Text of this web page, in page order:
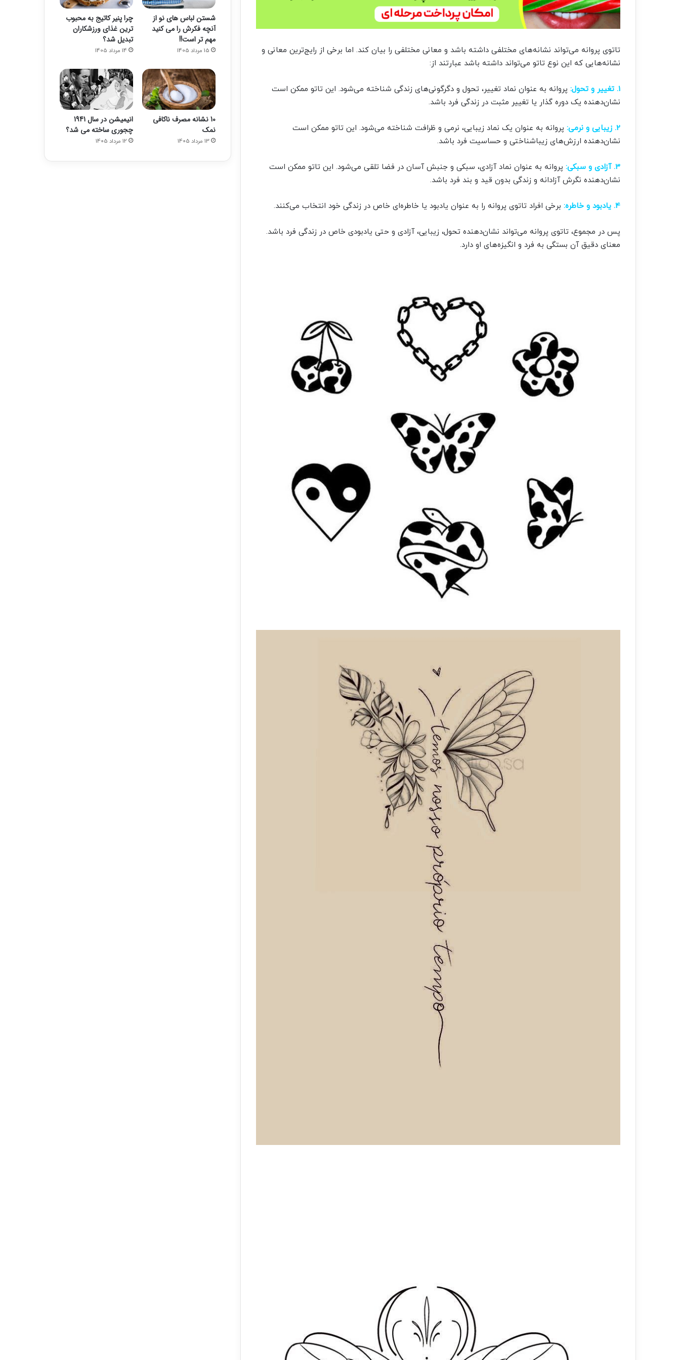
تاتوی پروانه می‌تواند نشانه‌های مختلفی داشته باشد و معانی مختلفی را بیان کند. اما برخی از رایج‌ترین معانی و
نشانه‌هایی که این نوع تاتو می‌تواند داشته باشد عبارتند از:
1. تغییر و تحول:
پروانه به عنوان نماد تغییر، تحول و دگرگونی‌های زندگی شناخته می‌شود. این تاتو ممکن است
نشان‌دهنده یک دوره گذار یا تغییر مثبت در زندگی فرد باشد.
2. زیبایی و نرمی:
پروانه به عنوان یک نماد زیبایی، نرمی و ظرافت شناخته می‌شود. این تاتو ممکن است
نشان‌دهنده ارزش‌های زیباشناختی و حساسیت فرد باشد.
3. آزادی و سبکی:
پروانه به عنوان نماد آزادی، سبکی و جنبش آسان در فضا تلقی می‌شود. این تاتو ممکن است
نشان‌دهنده نگرش آزادانه و زندگی بدون قید و بند فرد باشد.
4. یادبود و خاطره: برخی افراد تاتوی پروانه را به عنوان یادبود یا خاطره‌ای خاص در زندگی خود انتخاب می‌کنند.
پس در مجموع، تاتوی پروانه می‌تواند نشان‌دهنده تحول، زیبایی، آزادی و حتی یادبودی خاص در زندگی فرد باشد.
معنای دقیق آن بستگی به فرد و انگیزه‌های او دارد.
شستن لباس های نو از
آنچه فکرش را می کنید
مهم تر است!!
15 مرداد 1405
چرا پنیر کاتیج به محبوب
ترین غذای ورزشکاران
تبدیل شد؟
14 مرداد 1405
10 نشانه مصرف ناکافی
نمک
13 مرداد 1405
انیمیشن در سال 1941
چجوری ساخته می شد؟
12 مرداد 1405